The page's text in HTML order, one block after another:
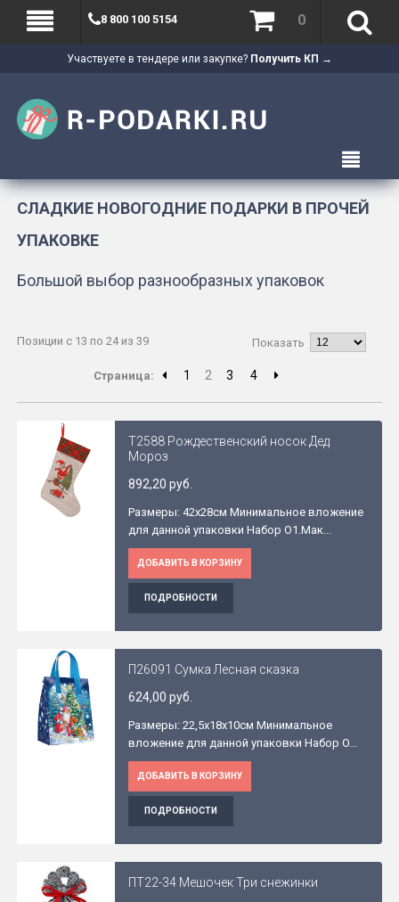
Участвуете в тендере или закупке? Получить КП →
8 800 100 5154 0
СЛАДКИЕ НОВОГОДНИЕ ПОДАРКИ В ПРОЧЕЙ
УПАКОВКЕ
Большой выбор разнообразных упаковок
Позиции с 13 по 24 из 39 Показать
Страница: 1 2 3 4
Т2588 Рождественский носок Дед
Мороз
892,20 руб.
Размеры: 42х28см Минимальное вложение
для данной упаковки Набор O1.Мак...
ДОБАВИТЬ В КОРЗИНУ
ПОДРОБНОСТИ
П26091 Сумка Лесная сказка
624,00 руб.
Размеры: 22,5x18x10см Минимальное
вложение для данной упаковки Набор O...
ДОБАВИТЬ В КОРЗИНУ
ПОДРОБНОСТИ
ПТ22-34 Мешочек Три снежинки